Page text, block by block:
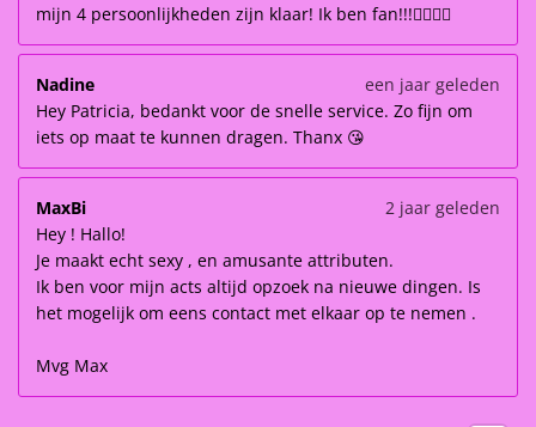
mijn 4 persoonlijkheden zijn klaar! Ik ben fan!!!👌🏽👌🏽
Nadine
een jaar geleden
Hey Patricia, bedankt voor de snelle service. Zo fijn om
iets op maat te kunnen dragen. Thanx 😘
MaxBi
2 jaar geleden
Hey ! Hallo!
Je maakt echt sexy , en amusante attributen.
Ik ben voor mijn acts altijd opzoek na nieuwe dingen. Is
het mogelijk om eens contact met elkaar op te nemen .
Mvg Max